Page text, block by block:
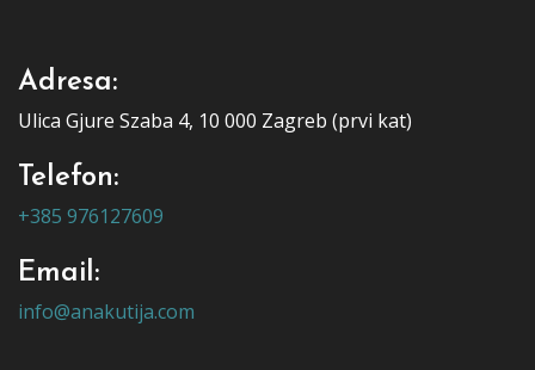
Adresa:
Ulica Gjure Szaba 4, 10 000 Zagreb (prvi kat)
Telefon:
+385 976127609
Email:
info@anakutija.com